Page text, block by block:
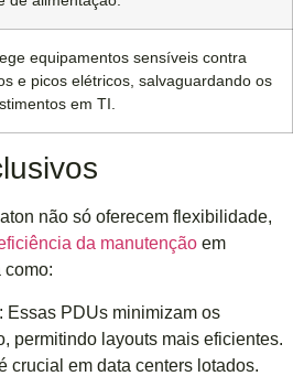
equipamentos sensíveis contra
e picos elétricos, salvaguardando os
em TI.
não só oferecem flexibilidade,
da manutenção em
como:
: Essas PDUs minimizam os
permitindo layouts mais eficientes.
crucial em data centers lotados.